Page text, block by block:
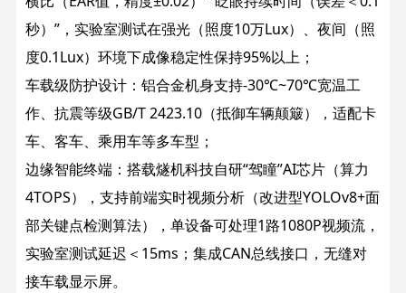
秒）”，实验室测试在强光（照度10万Lux）、夜间（照
度0.1Lux）环境下成像稳定性保持95%以上；
车载级防护设计：铝合金机身支持-30℃~70℃宽温工
作、抗震等级GB/T 2423.10（抵御车辆颠簸），适配卡
车、客车、乘用车等多车型；
边缘智能终端：搭载燧机科技自研“驾瞳”AI芯片（算力
4TOPS），支持前端实时视频分析（改进型YOLOv8+面
部关键点检测算法），单设备可处理1路1080P视频流，
实验室测试延迟＜15ms；集成CAN总线接口，无缝对
接车载显示屏。